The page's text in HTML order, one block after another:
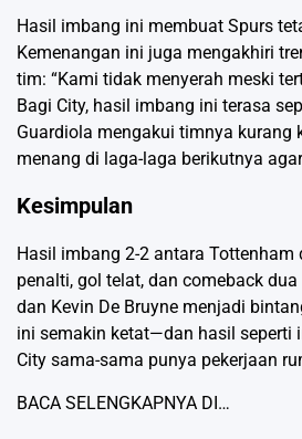
Hasil imbang ini membuat Spurs
Kemenangan ini juga mengakhiri
tim: “Kami tidak menyerah meski
Bagi City, hasil imbang ini terasa
Guardiola mengakui timnya kurang
menang di laga-laga berikutnya
Kesimpulan
Hasil imbang 2-2 antara
penalti, gol telat, dan comeback
dan Kevin De Bruyne menjadi
ini semakin ketat—dan hasil seperti
City sama-sama punya pekerjaan
BACA SELENGKAPNYA DI…